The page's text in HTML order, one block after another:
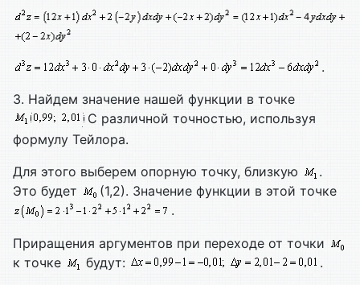
.
3. Найдем значение нашей функции в точке
С различной точностью, используя
формулу Тейлора.
Для этого выберем опорную точку, близкую
.
Это будет
(1,2). Значение функции в этой точке
.
Приращения аргументов при переходе от точки
к точке
будут:
.